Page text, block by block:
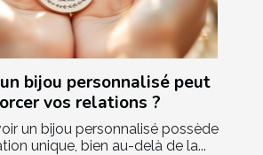
bijou personnalisé peut
vos relations ?
un bijou personnalisé possède
unique, bien au-delà de la...